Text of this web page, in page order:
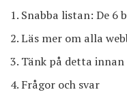
Snabba listan: De 6
Läs mer om alla
Tänk på detta
Frågor och svar